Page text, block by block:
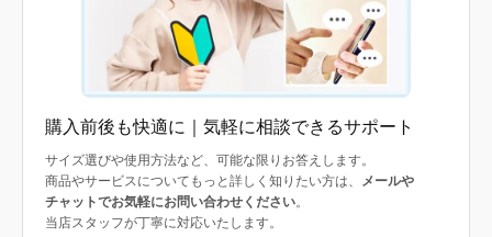
購入前後も快適に｜気軽に相談できるサポート
サイズ選びや使用方法など、可能な限りお答えします。
商品やサービスについてもっと詳しく知りたい方は、
メールや
チャットでお気軽にお問い合わせください。
当店スタッフが丁寧に対応いたします。